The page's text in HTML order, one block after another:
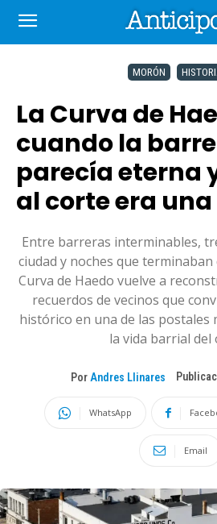
MORÓN
La Curva de
cuando la
parecía eterna
al corte era
Entre barreras interminables,
ciudad y noches que
Curva de Haedo vuelve a
recuerdos de vecinos que
histórico en una de las postales
la vida barrial del
Por Andres Llinares
WhatsApp
Email